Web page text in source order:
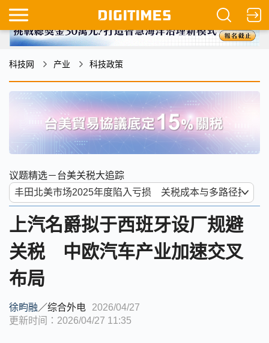
科技网 产业 科技政策
议题精选－台美关税大追踪
上汽名爵拟于西班牙设厂规避
关税 中欧汽车产业加速交叉
布局
徐畇融 ／综合外电
2026/04/27
更新时间：2026/04/27 11:35